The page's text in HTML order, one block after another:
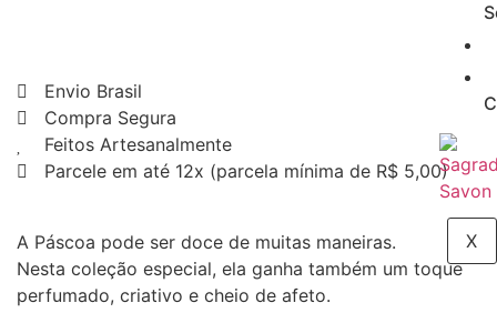
X
Envio Brasil
Compra Segura
Feitos Artesanalmente
Parcele em até 12x (parcela mínima de R$ 5,00)
A Páscoa pode ser doce de muitas maneiras.
Nesta coleção especial, ela ganha também um toque
perfumado, criativo e cheio de afeto.